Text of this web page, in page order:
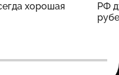
хорошая
РФ